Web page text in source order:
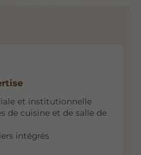
et institutionnelle
de cuisine et de salle de
intégrés